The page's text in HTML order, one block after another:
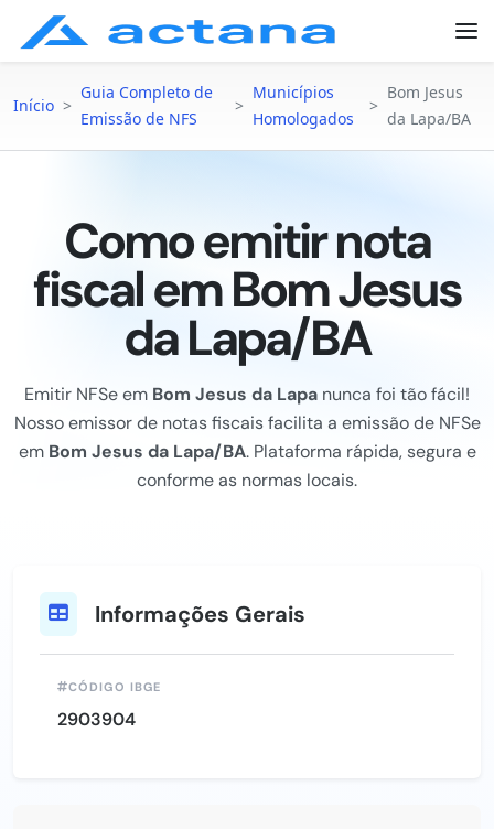
Início >
Guia Completo de
Emissão de NFS
>
Municípios
Homologados
>
Bom Jesus
da Lapa/BA
Como emitir nota
fiscal em Bom Jesus
da Lapa/BA
Emitir NFSe em Bom Jesus da Lapa nunca foi tão fácil!
Nosso emissor de notas fiscais facilita a emissão de NFSe
em Bom Jesus da Lapa/BA. Plataforma rápida, segura e
conforme as normas locais.
Informações Gerais
CÓDIGO IBGE
2903904